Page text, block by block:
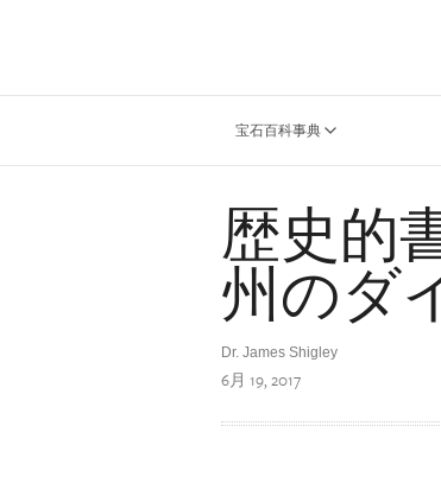
宝石百科事典
歴史的
州のダ
Dr. James Shigley
6月 19, 2017